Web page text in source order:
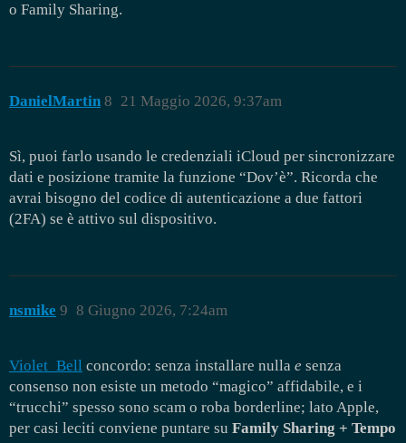
o Family Sharing.
DanielMartin 21 Maggio 2026, 9:37am
8
Sì, puoi farlo usando le credenziali iCloud per sincronizzare
dati e posizione tramite la funzione “Dov’è”. Ricorda che
avrai bisogno del codice di autenticazione a due fattori
(2FA) se è attivo sul dispositivo.
nsmike 8 Giugno 2026, 7:24am
9
Violet_Bell concordo: senza installare nulla e senza
consenso non esiste un metodo “magico” affidabile, e i
“trucchi” spesso sono scam o roba borderline; lato Apple,
per casi leciti conviene puntare su Family Sharing + Tempo